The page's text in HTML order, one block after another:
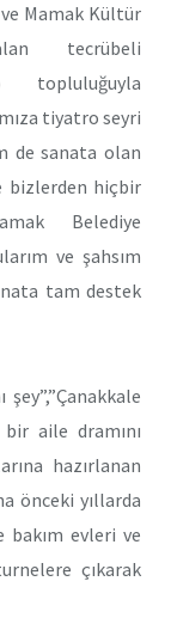
Mamak Kültür
tecrübeli
topluluğuyla
tiyatro seyri
de sanata olan
bizlerden hiçbir
Belediye
ve şahsım
tam destek
bir aile dramını
hazırlanan
önceki yıllarda
evleri ve
çıkarak